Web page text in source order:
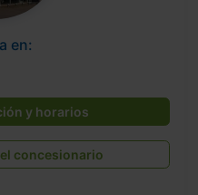
en:
y horarios
concesionario